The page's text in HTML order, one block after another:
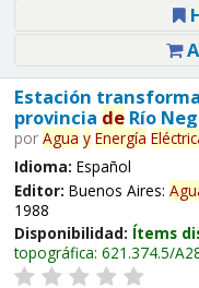
Estación
provincia deRío
por Agua y Energía
Idioma: Español
Editor: Buenos Aires:
1988
Disponibilidad: Ítems
topográfica: 621.374.5/